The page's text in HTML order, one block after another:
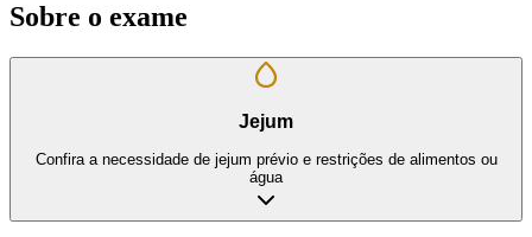
Sobre o exame
Jejum
Confira a necessidade de jejum prévio e restrições de alimentos ou
água